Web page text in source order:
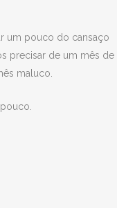
um pouco do cansaço
precisar de um mês de
maluco.